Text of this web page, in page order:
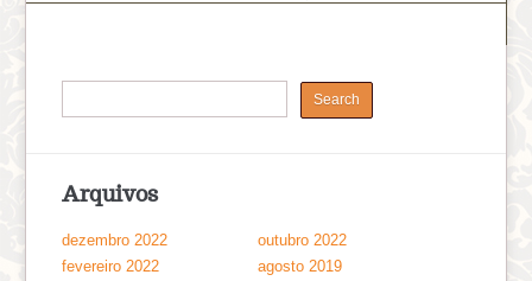
Arquivos
dezembro 2022
outubro 2022
fevereiro 2022
agosto 2019